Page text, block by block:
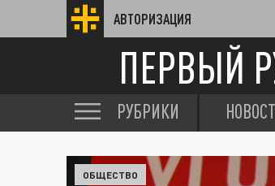
АВТОРИЗАЦИЯ
ПЕРВЫЙ
РУБРИКИ
ОБЩЕСТВО